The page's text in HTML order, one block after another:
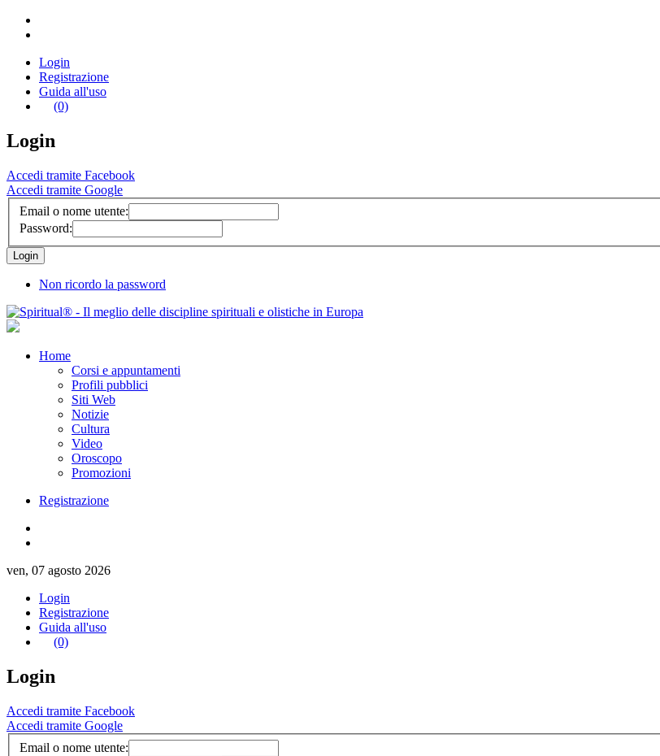
Login
Registrazione
Guida all'uso
(0)
Login
Accedi tramite Facebook
Accedi tramite Google
Email o nome utente:
Password:
Non ricordo la password
Home
Corsi e appuntamenti
Profili pubblici
Siti Web
Notizie
Cultura
Video
Oroscopo
Promozioni
Registrazione
ven, 07 agosto 2026
Login
Registrazione
Guida all'uso
(0)
Login
Accedi tramite Facebook
Accedi tramite Google
Email o nome utente: